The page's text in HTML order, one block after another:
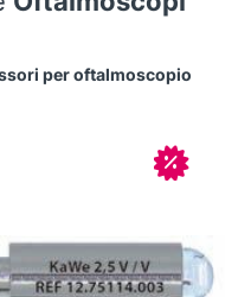
per oftalmoscopio
In offerta!